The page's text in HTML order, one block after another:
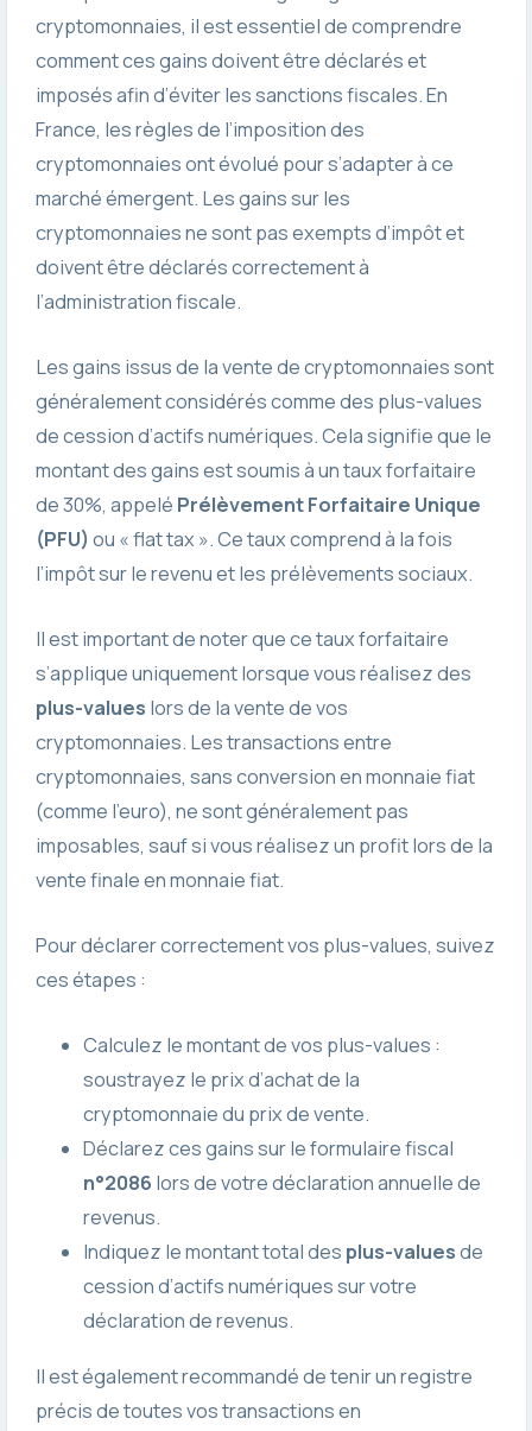
cryptomonnaies, il est essentiel de comprendre
comment ces gains doivent être déclarés et
imposés afin d’éviter les sanctions fiscales. En
France, les règles de l’imposition des
cryptomonnaies ont évolué pour s’adapter à ce
marché émergent. Les gains sur les
cryptomonnaies ne sont pas exempts d’impôt et
doivent être déclarés correctement à
l’administration fiscale.
Les gains issus de la vente de cryptomonnaies sont
généralement considérés comme des plus-values
de cession d’actifs numériques. Cela signifie que le
montant des gains est soumis à un taux forfaitaire
de 30%, appelé Prélèvement Forfaitaire Unique
(PFU) ou « flat tax ». Ce taux comprend à la fois
l’impôt sur le revenu et les prélèvements sociaux.
Il est important de noter que ce taux forfaitaire
s’applique uniquement lorsque vous réalisez des
plus-values lors de la vente de vos
cryptomonnaies. Les transactions entre
cryptomonnaies, sans conversion en monnaie fiat
(comme l’euro), ne sont généralement pas
imposables, sauf si vous réalisez un profit lors de la
vente finale en monnaie fiat.
Pour déclarer correctement vos plus-values, suivez
ces étapes :
Calculez le montant de vos plus-values :
soustrayez le prix d’achat de la
cryptomonnaie du prix de vente.
Déclarez ces gains sur le formulaire fiscal
n°2086 lors de votre déclaration annuelle de
revenus.
Indiquez le montant total des plus-valuesde
cession d’actifs numériques sur votre
déclaration de revenus.
Il est également recommandé de tenir un registre
précis de toutes vos transactions en